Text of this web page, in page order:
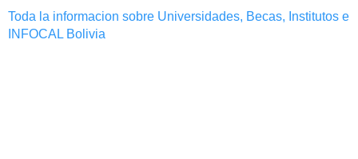
Toda la informacion sobre Universidades, Becas, Institutos e
INFOCAL Bolivia